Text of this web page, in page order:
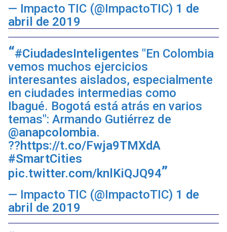
— Impacto TIC (@ImpactoTIC) 1 de
abril de 2019
#CiudadesInteligentes "En Colombia
vemos muchos ejercicios
interesantes aislados, especialmente
en ciudades intermedias como
Ibagué. Bogotá está atrás en varios
temas": Armando Gutiérrez de
@anapcolombia.
??https://t.co/Fwja9TMXdA
#SmartCities
pic.twitter.com/knlKiQJQ94
— Impacto TIC (@ImpactoTIC) 1 de
abril de 2019